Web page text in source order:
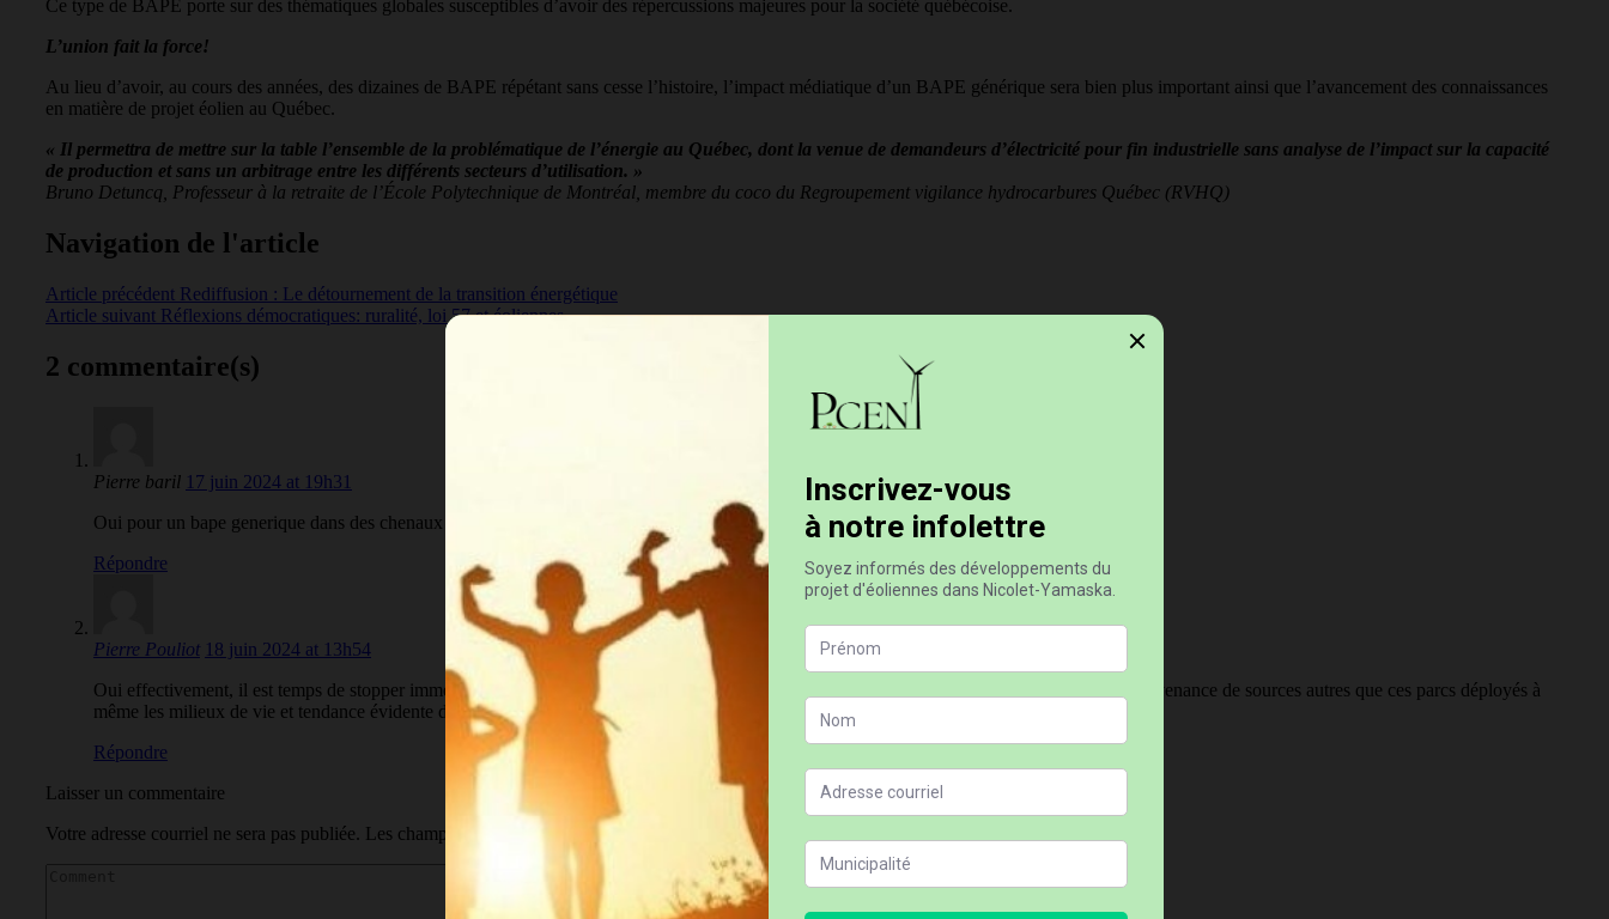
Ce type de BAPE porte sur des thématiques globales susceptibles d’avoir des répercussions majeures pour la société québécoise.
L’union fait la force!
Au lieu d’avoir, au cours des années, des dizaines de BAPE répétant sans cesse l’histoire, l’impact médiatique d’un BAPE générique sera bien plus important ainsi que l’avancement des connaissances
en matière de projet éolien au Québec.
« Il permettra de mettre sur la table l’ensemble de la problématique de l’énergie au Québec, dont la venue de demandeurs d’électricité pour fin industrielle sans analyse de l’impact sur la capacité
de production et sans un arbitrage entre les différents secteurs d’utilisation. »
Bruno Detuncq, Professeur à la retraite de l’École Polytechnique de Montréal, membre du coco du Regroupement vigilance hydrocarbures Québec (RVHQ)
Navigation de l'article
Article précédent Rediffusion : Le détournement de la transition énergétique
Article suivant Réflexions démocratiques: ruralité, loi 57 et éoliennes
2 commentaire(s)
Pierre baril 17 juin 2024 at 19h31
Oui pour un bape generique dans des chenaux et mekinac
Répondre
Pierre Pouliot 18 juin 2024 at 13h54
Oui effectivement, il est temps de stopper immédiatement tout projets éoliens de façon à réévaluer les besoins réels en énergie ainsi que la provenance de sources autres que ces parcs déployés à
même les milieux de vie et tendance évidente de rapprochement de ces éoliennes beaucoup trop près de nos populations.
Répondre
Laisser un commentaire
Votre adresse courriel ne sera pas publiée. Les champs obligatoires sont indiqués avec